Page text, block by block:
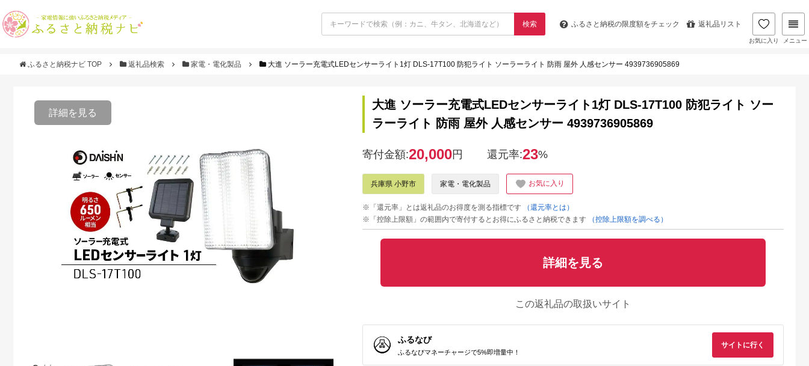
検索 ふるさと納税の限度額をチェック 返礼品リスト
お気に入り メニュー
ふるさと納税ナビ TOP 返礼品検索 家電・電化製品 大進 ソーラー充電式LEDセンサーライト1灯 DLS-17T100 防犯ライト ソーラーライト 防雨 屋外 人感センサー 4939736905869
詳細を見る
大進 ソーラー充電式LEDセンサーライト1灯 DLS-17T100 防犯ライト ソー
ラーライト 防雨 屋外 人感センサー 4939736905869
寄付金額:20,000円 還元率:23%
兵庫県 小野市 家電・電化製品 お気に入り
※「還元率」とは返礼品のお得度を測る指標です
（還元率とは）
※「控除上限額」の範囲内で寄付するとお得にふるさと納税できます
（控除上限額を調べる）
詳細を見る
この返礼品の取扱いサイト
ふるなび
ふるなびマネーチャージで5%即増量中！
サイトに行く